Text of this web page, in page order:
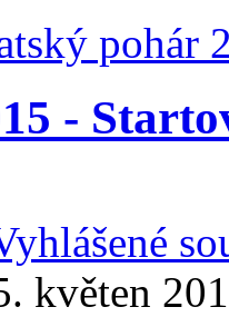
pohár
-
květen